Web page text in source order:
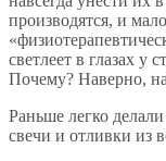
производятся, и
светлеет в глазах у
Почему? Наверно,
Раньше легко
свечи и отливки из